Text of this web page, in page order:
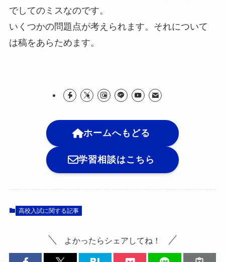
でしてのミスなのです。
いくつかの問題点が考えられます。それについて
は稿をあらためます。
ホームへもどる
学習相談はこちら
高校入試に関する記事
よかったらシェアしてね！